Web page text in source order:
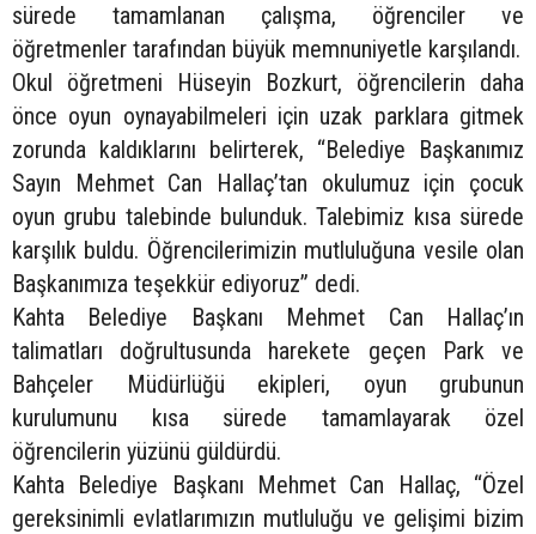
sürede tamamlanan çalışma, öğrenciler ve
öğretmenler tarafından büyük memnuniyetle karşılandı.
Okul öğretmeni Hüseyin Bozkurt, öğrencilerin daha
önce oyun oynayabilmeleri için uzak parklara gitmek
zorunda kaldıklarını belirterek, “Belediye Başkanımız
Sayın Mehmet Can Hallaç’tan okulumuz için çocuk
oyun grubu talebinde bulunduk. Talebimiz kısa sürede
karşılık buldu. Öğrencilerimizin mutluluğuna vesile olan
Başkanımıza teşekkür ediyoruz” dedi.
Kahta Belediye Başkanı Mehmet Can Hallaç’ın
talimatları doğrultusunda harekete geçen Park ve
Bahçeler Müdürlüğü ekipleri, oyun grubunun
kurulumunu kısa sürede tamamlayarak özel
öğrencilerin yüzünü güldürdü.
Kahta Belediye Başkanı Mehmet Can Hallaç, “Özel
gereksinimli evlatlarımızın mutluluğu ve gelişimi bizim